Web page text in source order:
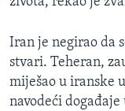
Iran je negirao da
stvari. Teheran,
miješao u iranske
navodeći